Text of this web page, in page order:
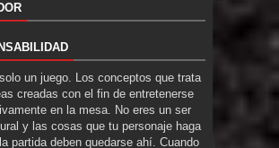
un juego. Los conceptos que trata
creadas con el fin de entretenerse
en la mesa. No eres un ser
y las cosas que tu personaje haga
partida deben quedarse ahí. Cuando